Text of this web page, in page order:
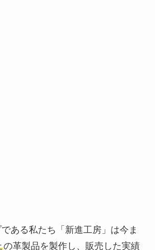
ある私たち「新進工房」は今ま
の革製品を製作し、販売した実績